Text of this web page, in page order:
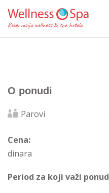
O ponudi
Parovi
Cena:
dinara
Period za koji važi